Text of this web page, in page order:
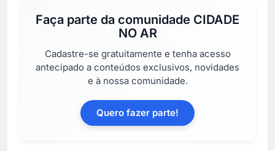
Faça parte da comunidade CIDADE
NO AR
Cadastre-se gratuitamente e tenha acesso
antecipado a conteúdos exclusivos, novidades
e à nossa comunidade.
Quero fazer parte!